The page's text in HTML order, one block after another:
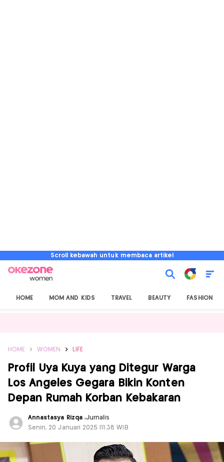
Scroll kebawah untuk membaca artikel
HOME MOM AND KIDS TRAVEL BEAUTY FASHION
HOME WOMEN LIFE
Profil Uya Kuya yang Ditegur Warga
Los Angeles Gegara Bikin Konten
Depan Rumah Korban Kebakaran
Annastasya Rizqa ,Jurnalis
Senin, 20 Januari 2025 |11:38 WIB